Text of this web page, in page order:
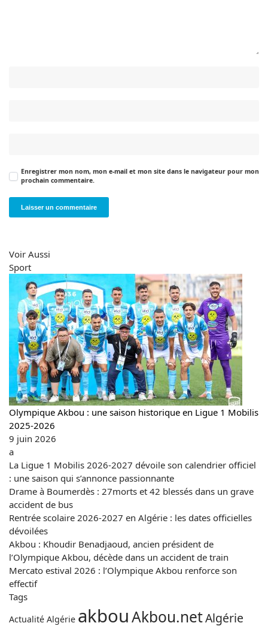
Enregistrer mon nom, mon e-mail et mon site dans le navigateur pour mon
prochain commentaire.
Voir Aussi
Fermer
Sport
Olympique Akbou : une saison historique en Ligue 1 Mobilis
2025-2026
9 juin 2026
a
La Ligue 1 Mobilis 2026-2027 dévoile son calendrier officiel
: une saison qui s’annonce passionnante
Drame à Boumerdès : 27morts et 42 blessés dans un grave
accident de bus
Rentrée scolaire 2026-2027 en Algérie : les dates officielles
dévoilées
Akbou : Khoudir Benadjaoud, ancien président de
l’Olympique Akbou, décède dans un accident de train
Mercato estival 2026 : l’Olympique Akbou renforce son
effectif
Tags
Actualité Algérie akbouAkbou.netAlgérie